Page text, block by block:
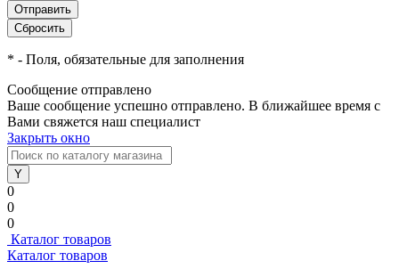
* - Поля, обязательные для заполнения
Сообщение отправлено
Ваше сообщение успешно отправлено. В ближайшее время с
Вами свяжется наш специалист
Закрыть окно
0
0
0
Каталог товаров
Каталог товаров